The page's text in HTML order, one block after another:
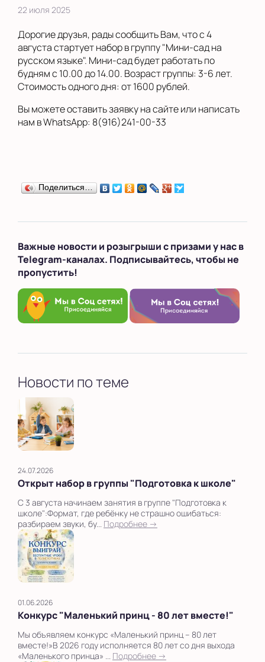
22 июля 2025
Дорогие друзья, рады сообщить Вам, что с 4
августа стартует набор в группу "Мини-сад на
русском языке". Мини-сад будет работать по
будням с 10.00 до 14.00. Возраст группы: 3-6 лет.
Стоимость одного дня: от 1600 рублей.
Вы можете оставить заявку на сайте или написать
нам в WhatsApp: 8(916)241-00-33
Поделиться…
Важные новости и розыгрыши с призами у нас в
Telegram-каналах. Подписывайтесь, чтобы не
пропустить!
Новости по теме
24.07.2026
Открыт набор в группы "Подготовка к школе"
С 3 августа начинаем занятия в группе "Подготовка к
школе":Формат, где ребёнку не страшно ошибаться:
разбираем звуки, бу... Подробнее →
01.06.2026
Конкурс "Маленький принц - 80 лет вместе!"
Мы объявляем конкурс «Маленький принц – 80 лет
вместе!»В 2026 году исполняется 80 лет со дня выхода
«Маленького принца» ... Подробнее →